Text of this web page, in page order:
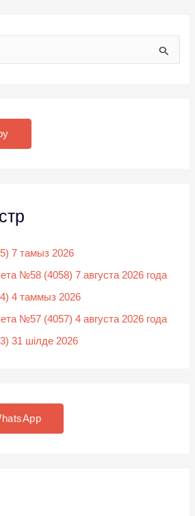
7 тамыз 2026
№58 (4058) 7 августа 2026 года
4 таммыз 2026
№57 (4057) 4 августа 2026 года
31 шілде 2026